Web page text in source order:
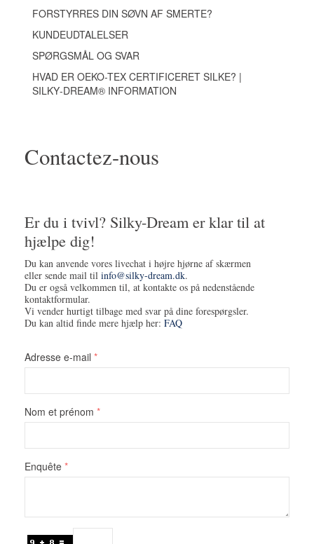
FORSTYRRES DIN SØVN AF SMERTE?
KUNDEUDTALELSER
SPØRGSMÅL OG SVAR
HVAD ER OEKO-TEX CERTIFICERET SILKE? |
SILKY‑DREAM® INFORMATION
Contactez-nous
Er du i tvivl? Silky-Dream er klar til at
hjælpe dig!
Du kan anvende vores livechat i højre hjørne af skærmen
eller sende mail til info@silky-dream.dk.
Du er også velkommen til, at kontakte os på nedenstående
kontaktformular.
Vi vender hurtigt tilbage med svar på dine forespørgsler.
Du kan altid finde mere hjælp her: FAQ
Adresse e-mail
Nom et prénom
Enquête